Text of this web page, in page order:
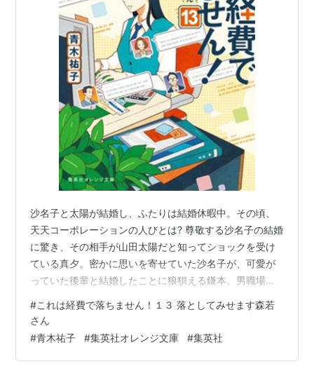
沙名子と太陽が結婚し、ふたりは結婚休暇中。その頃、
天天コーポレーションの人びとは? 尊敬する沙名子の結婚
に驚き、その相手が山田太陽だと知ってショックを受け
ている真夕。密かに思いを寄せていた沙名子が、可愛が
っていた後輩と結婚したことに狼狽える鎌本。男職場の
の真価が認められないことが不満な馬垣。そして営業部
長の吉村とソリが合わないけれど、なんだかんだと食事
を取り巻く人びとを描いた人気シリーズ第13巻!シリーズ
#これは経費で落ちません！１３ 落としてみせます森若
さん
#青木祐子 #集英社オレンジ文庫 #集英社